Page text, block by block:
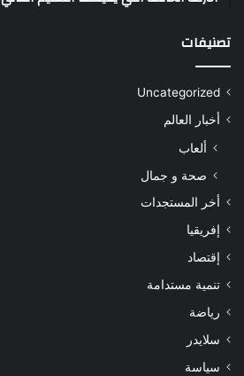
تصنيفات
Uncategorized
أخبار العالم
ألعاب
صحة و جمال
أخر المستجدات
إفريقيا
إقتصاد
تنمية مستدامة
رياضة
سلايدر
سياسة